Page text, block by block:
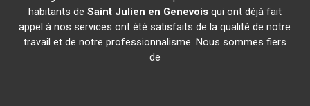
habitants de Saint Julien en Genevoisqui ont déjà fait
appel à nos services ont été satisfaits de la qualité de notre
travail et de notre professionnalisme. Nous sommes fiers
de